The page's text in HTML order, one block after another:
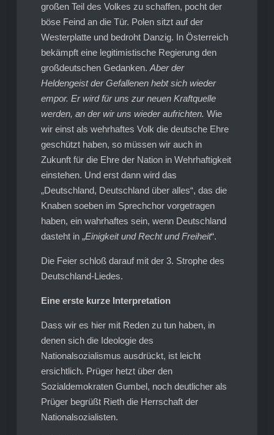
großen Teil des Volkes zu schaffen, pocht der
böse Feind an die Tür. Polen sitzt auf der
Westerplatte und bedroht Danzig. In Österreich
bekämpft eine legitimistische Regierung den
großdeutschen Gedanken. Aber der
Heldengeist der Gefallenen hebt sich wieder
empor. Er wird für uns zur neuen Kraftquelle
werden, an der wir uns wieder aufrichten. Wie
wir einst als wehrhaftes Volk die deutsche Ehre
geschützt haben, so müssen wir auch in
Zukunft für die Ehre der Nation in Wehrhaftigkeit
einstehen. Und erst dann wird das
„Deutschland, Deutschland über alles“, das die
Knaben soeben im Sprechchor vorgetragen
haben, ein wahrhaftes sein, wenn Deutschland
dasteht in „Einigkeit und Recht und Freiheit“.
Die Feier schloß darauf mit der 3. Strophe des
Deutschland-Liedes.
Eine erste kurze Interpretation
Dass wir es hier mit Reden zu tun haben, in
denen sich die Ideologie des
Nationalsozialismus ausdrückt, ist leicht
ersichtlich. Prüger hetzt über den
Sozialdemokraten Gumbel, noch deutlicher als
Prüger begrüßt Rieth die Herrschaft der
Nationalsozialisten.